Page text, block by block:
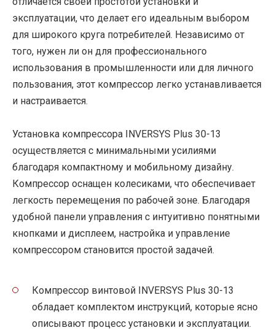
эксплуатации, что делает его идеальным выбором
для широкого круга потребителей. Независимо от
того, нужен ли он для профессионального
использования в промышленности или для личного
пользования, этот компрессор легко устанавливается
и настраивается.
Установка компрессора INVERSYS Plus 30-13
осуществляется с минимальными усилиями
благодаря компактному и мобильному дизайну.
Компрессор оснащен колесиками, что обеспечивает
легкость перемещения по рабочей зоне. Благодаря
удобной панели управления с интуитивно понятными
кнопками и дисплеем, настройка и управление
компрессором становится простой задачей.
Компрессор винтовой INVERSYS Plus 30-13
обладает комплектом инструкций, которые ясно
описывают процесс установки и эксплуатации.